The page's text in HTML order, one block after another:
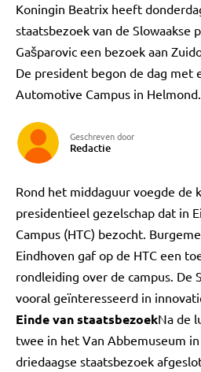
Koningin Beatrix heeft
staatsbezoek van de Slowaakse
Gašparovic een bezoek aan
De president begon de dag met
Automotive Campus in Helmond.
Geschreven door
Redactie
Rond het middaguur voegde de
presidentieel gezelschap dat in
Campus (HTC) bezocht.
Eindhoven gaf op de HTC een
rondleiding over de campus. De
vooral geïnteresseerd in
Einde van staatsbezoekNa de
twee in het Van Abbemuseum
driedaagse staatsbezoek